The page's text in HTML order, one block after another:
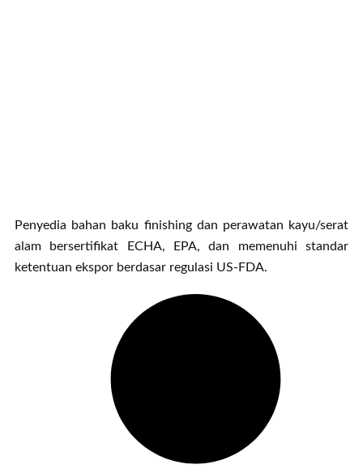
Penyedia bahan baku finishing dan perawatan kayu/serat
alam bersertifikat ECHA, EPA, dan memenuhi standar
ketentuan ekspor berdasar regulasi US-FDA.